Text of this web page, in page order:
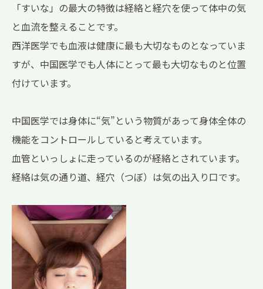
「すいな」の最大の特徴は経絡と経穴を使って体中の気
と血流を整えることです。
西洋医学でも血液は健康に最も大切なものとなっていま
すが、中国医学でも人体にとって最も大切なものと位置
付けています。
中国医学では身体に“気”という物質があって身体全体の
機能をコントロールしていると考えています。
血管といっしょに走っているのが経絡とされています。
経絡は気の通り道、経穴（つぼ）は気の出入り口です。